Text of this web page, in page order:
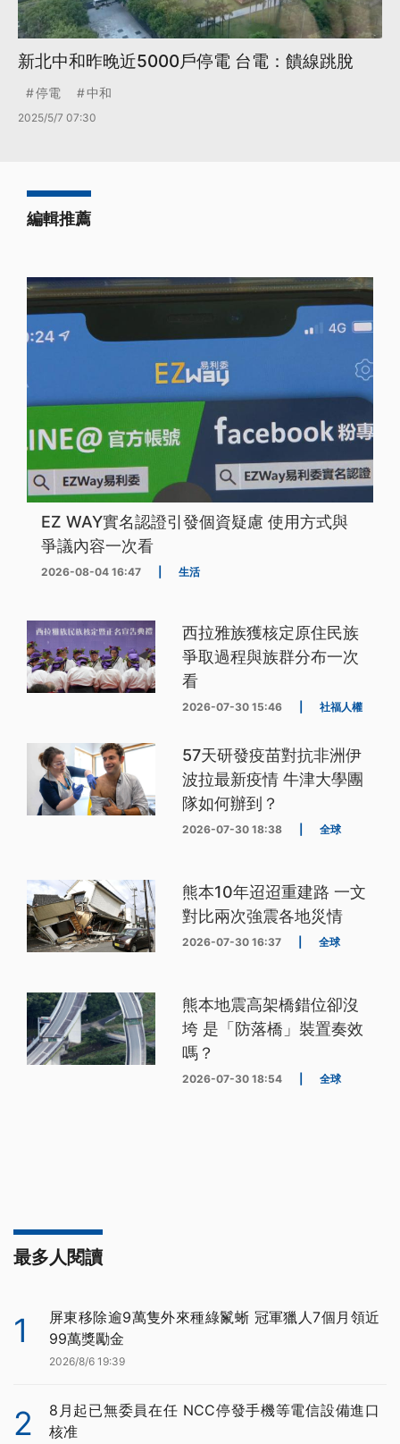
新北中和昨晚近5000戶停電 台電：饋線跳脫
停電 中和
2025/5/7 07:30
編輯推薦
EZ WAY實名認證引發個資疑慮 使用方式與
爭議內容一次看
2026-08-04 16:47 生活
西拉雅族獲核定原住民族
爭取過程與族群分布一次
看
2026-07-30 15:46 社福人權
57天研發疫苗對抗非洲伊
波拉最新疫情 牛津大學團
隊如何辦到？
2026-07-30 18:38 全球
熊本10年迢迢重建路 一文
對比兩次強震各地災情
2026-07-30 16:37 全球
熊本地震高架橋錯位卻沒
垮 是「防落橋」裝置奏效
嗎？
2026-07-30 18:54 全球
最多人閱讀
1
屏東移除逾9萬隻外來種綠鬣蜥 冠軍獵人7個月領近
99萬獎勵金
2026/8/6 19:39
2
8月起已無委員在任 NCC停發手機等電信設備進口
核准